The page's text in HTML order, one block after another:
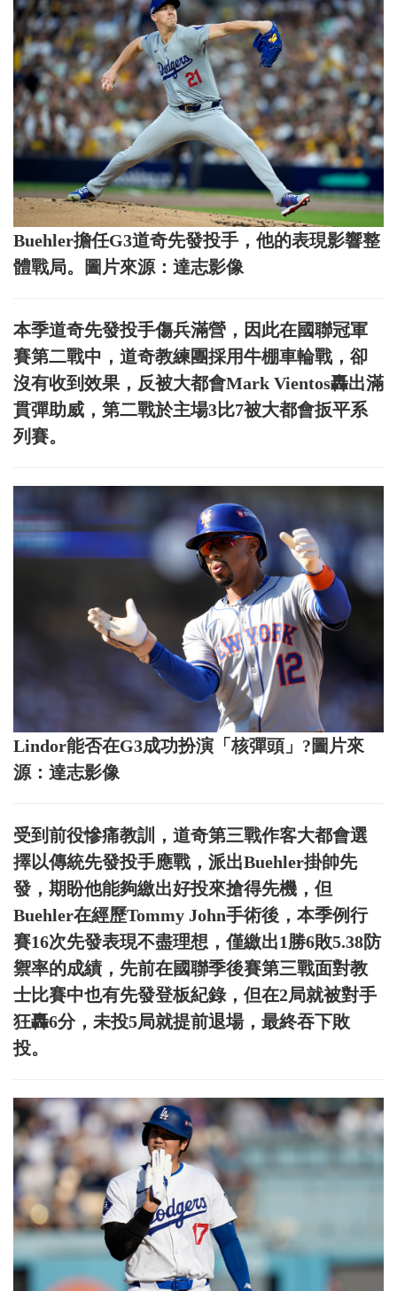
Buehler擔任G3道奇先發投手，他的表現影響整
體戰局。圖片來源：達志影像
本季道奇先發投手傷兵滿營，因此在國聯冠軍
賽第二戰中，道奇教練團採用牛棚車輪戰，卻
沒有收到效果，反被大都會Mark Vientos轟出滿
貫彈助威，第二戰於主場3比7被大都會扳平系
列賽。
Lindor能否在G3成功扮演「核彈頭」?圖片來
源：達志影像
受到前役慘痛教訓，道奇第三戰作客大都會選
擇以傳統先發投手應戰，派出Buehler掛帥先
發，期盼他能夠繳出好投來搶得先機，但
Buehler在經歷Tommy John手術後，本季例行
賽16次先發表現不盡理想，僅繳出1勝6敗5.38防
禦率的成績，先前在國聯季後賽第三戰面對教
士比賽中也有先發登板紀錄，但在2局就被對手
狂轟6分，未投5局就提前退場，最終吞下敗
投。